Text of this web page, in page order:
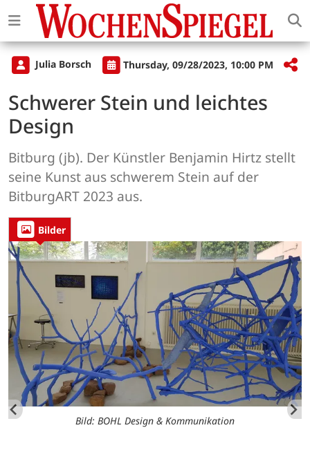
Julia Borsch Thursday, 09/28/2023, 10:00 PM
Schwerer Stein und leichtes
Design
Bitburg (jb). Der Künstler Benjamin Hirtz stellt
seine Kunst aus schwerem Stein auf der
BitburgART 2023 aus.
Bilder
Bild: BOHL Design & Kommunikation